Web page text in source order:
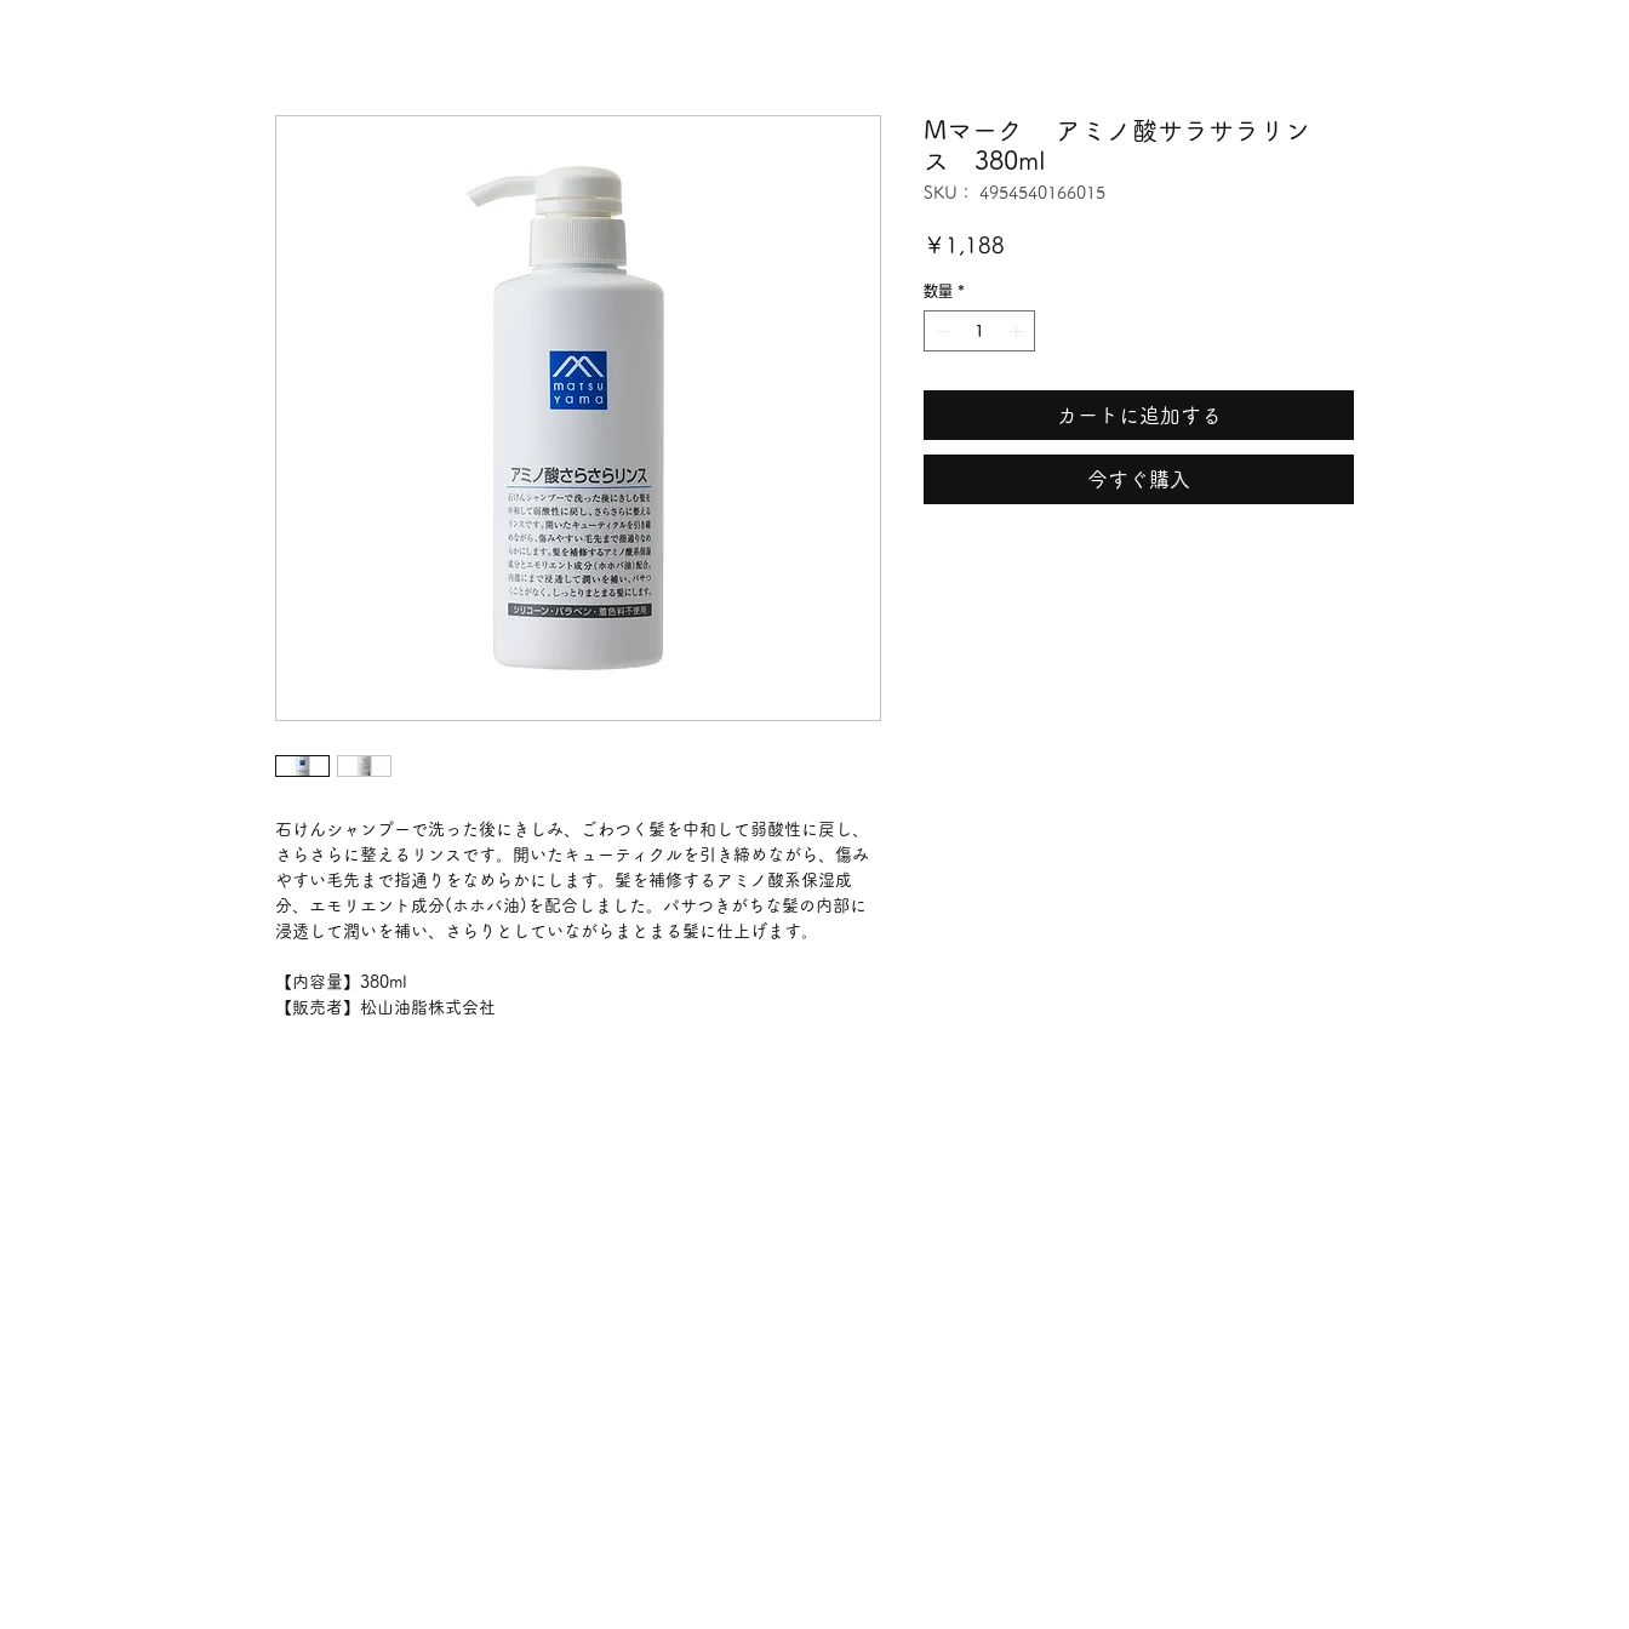
石けんシャンプーで洗った後にきしみ、ごわつく髪を中和して弱酸性に戻し、
さらさらに整えるリンスです。開いたキューティクルを引き締めながら、傷み
やすい毛先まで指通りをなめらかにします。髪を補修するアミノ酸系保湿成
分、エモリエント成分(ホホバ油)を配合しました。パサつきがちな髪の内部に
浸透して潤いを補い、さらりとしていながらまとまる髪に仕上げます。
【内容量】380ml
【販売者】松山油脂株式会社
Mマーク アミノ酸サラサラリン
ス 380ml
SKU： 4954540166015
￥1,188
数量 *
カートに追加する
今すぐ購入